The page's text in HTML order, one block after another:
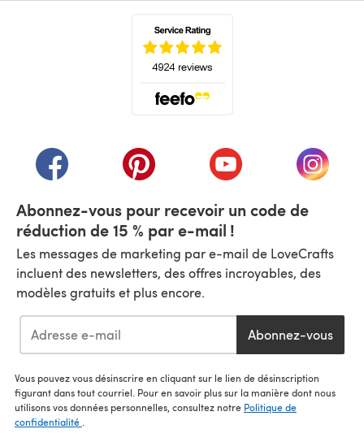
(s'ouvre dans un nouvel onglet)
(s'ouvre dans un nouvel onglet)
(s'ouvre dans un(s'ouvre
Abonnez-vous pour recevoir un code de
réduction de 15 % par e-mail !
Les messages de marketing par e-mail de LoveCrafts
incluent des newsletters, des offres incroyables, des
modèles gratuits et plus encore.
Abonnez-vous
Vous pouvez vous désinscrire en cliquant sur le lien de désinscription
figurant dans tout courriel. Pour en savoir plus sur la manière dont nous
utilisons vos données personnelles, consultez notre Politique de
confidentialité